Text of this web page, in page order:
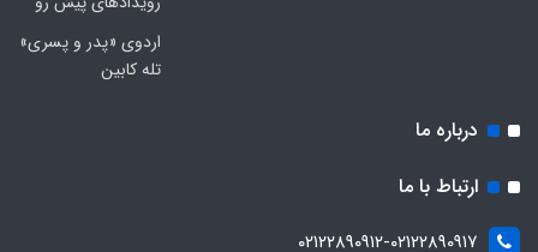
اردوی «پدر و پسری»
تله کابین
درباره ما
ارتباط با ما
۰۲۱۲۲۸۹۰۹۱۲-۰۲۱۲۲۸۹۰۹۱۷